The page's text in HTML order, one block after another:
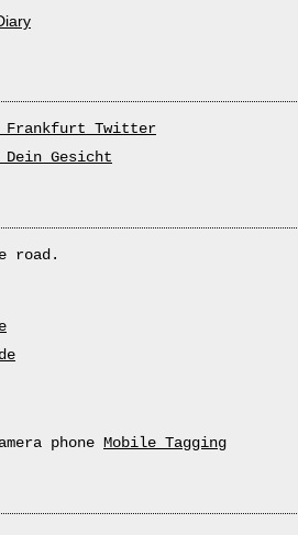
Frankfurt Twitter
Gesicht
road.
phone Mobile Tagging